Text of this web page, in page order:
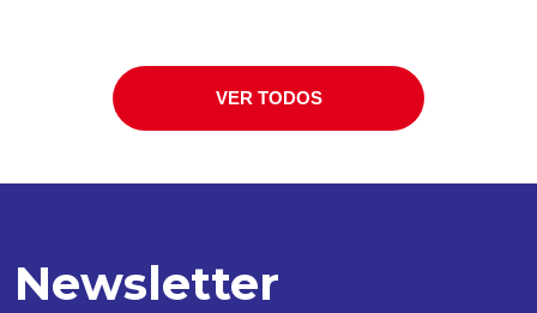
VER TODOS
Newsletter